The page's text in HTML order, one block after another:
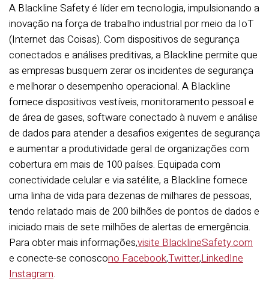
A Blackline Safety é líder em tecnologia, impulsionando a
inovação na força de trabalho industrial por meio da IoT
(Internet das Coisas). Com dispositivos de segurança
conectados e análises preditivas, a Blackline permite que
as empresas busquem zerar os incidentes de segurança
e melhorar o desempenho operacional. A Blackline
fornece dispositivos vestíveis, monitoramento pessoal e
de área de gases, software conectado à nuvem e análise
de dados para atender a desafios exigentes de segurança
e aumentar a produtividade geral de organizações com
cobertura em mais de 100 países. Equipada com
conectividade celular e via satélite, a Blackline fornece
uma linha de vida para dezenas de milhares de pessoas,
tendo relatado mais de 200 bilhões de pontos de dados e
iniciado mais de sete milhões de alertas de emergência.
Para obter mais informações,visite BlacklineSafety.com
e conecte-se conoscono Facebook,Twitter,LinkedIne
Instagram.